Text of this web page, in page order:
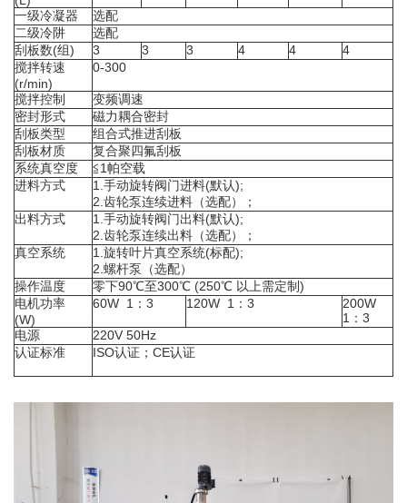
一级冷凝器
选配
二级冷阱
选配
刮板数(组)
3 3 3 4 4
4
搅拌转速
(r/min)
0-300
搅拌控制
变频调速
密封形式
磁力耦合密封
刮板类型
组合式推进刮板
刮板材质
复合聚四氟刮板
系统真空度
≦1帕空载
进料方式
1.手动旋转阀门进料(默认);
2.齿轮泵连续进料（选配）；
出料方式
1.手动旋转阀门出料(默认);
2.齿轮泵连续出料（选配）；
真空系统
1.旋转叶片真空系统(标配);
2.螺杆泵（选配）
操作温度
零下90℃至300℃ (250℃ 以上需定制)
电机功率
(W)
60W 1：3 120W 1：3
200W
1：3
电源
220V 50Hz
认证标准
ISO认证；CE认证